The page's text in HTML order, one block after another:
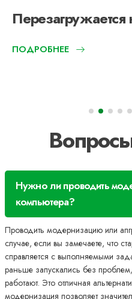
Перезагружается
ПОДРОБНЕЕ
Нужно ли проводить
компьютера?
Проводить модернизацию или
случае, если вы замечаете, что
справляется с выполняемыми
раньше запускались без
работают. Это отличная
модернизация позволяет